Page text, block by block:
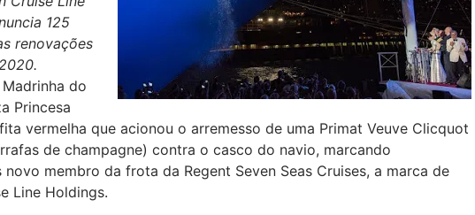
125
renovações
do
Princesa
vermelha que acionou o arremesso de uma Primat Veuve Clicquot
de champagne) contra o casco do navio, marcando
membro da frota da Regent Seven Seas Cruises, a marca de
Line Holdings.